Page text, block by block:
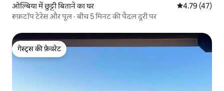
ओल्बिया में छुट्टी बिताने का घर औसत रेटिंग 5 में
4.79 (47)
रूफ़टॉप टेरेस और पूल · बीच 5 मिनट की पैदल दूरी पर
गेस्ट्स की फ़ेवरेट
गेस्ट्स की फ़ेवरेट